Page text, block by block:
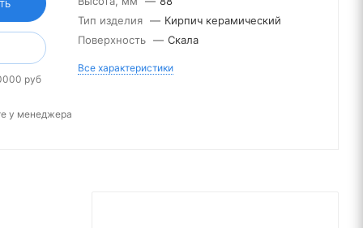
руб
Тип изделия — Кирпич керамический
Поверхность — Скала
Все характеристики
у менеджера